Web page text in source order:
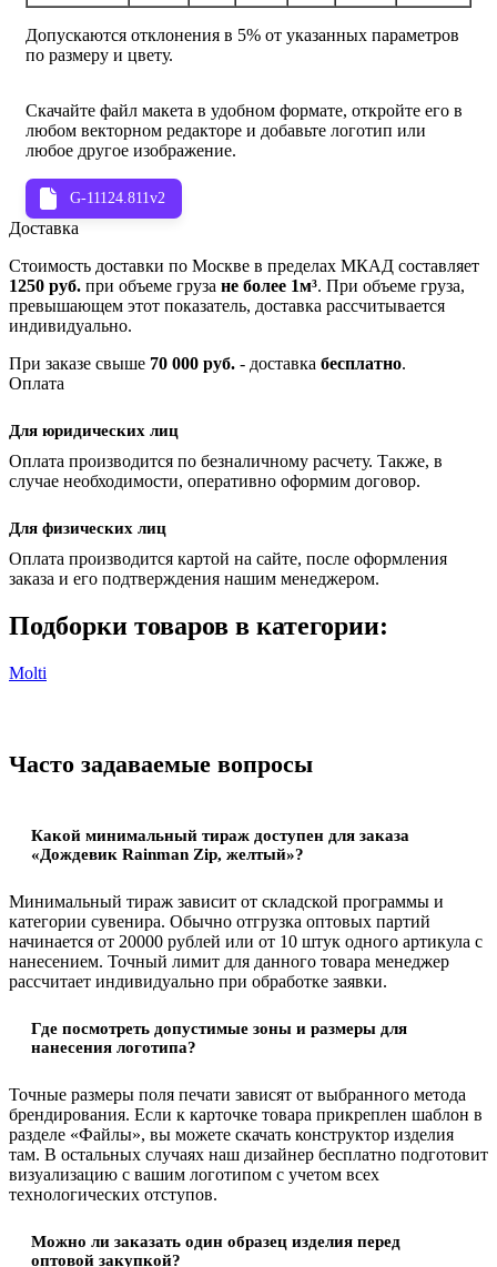
Допускаются отклонения в 5% от указанных параметров
по размеру и цвету.
Скачайте файл макета в удобном формате, откройте его в
любом векторном редакторе и добавьте логотип или
любое другое изображение.
G-11124.811v2
Доставка
Стоимость доставки по Москве в пределах МКАД составляет
1250 руб. при объеме груза не более 1м³. При объеме груза,
превышающем этот показатель, доставка рассчитывается
индивидуально.
При заказе свыше 70 000 руб. - доставка бесплатно.
Оплата
Для юридических лиц
Оплата производится по безналичному расчету. Также, в
случае необходимости, оперативно оформим договор.
Для физических лиц
Оплата производится картой на сайте, после оформления
заказа и его подтверждения нашим менеджером.
Подборки товаров в категории:
Molti
Часто задаваемые вопросы
Какой минимальный тираж доступен для заказа
«Дождевик Rainman Zip, желтый»?
Минимальный тираж зависит от складской программы и
категории сувенира. Обычно отгрузка оптовых партий
начинается от 20000 рублей или от 10 штук одного артикула с
нанесением. Точный лимит для данного товара менеджер
рассчитает индивидуально при обработке заявки.
Где посмотреть допустимые зоны и размеры для
нанесения логотипа?
Точные размеры поля печати зависят от выбранного метода
брендирования. Если к карточке товара прикреплен шаблон в
разделе «Файлы», вы можете скачать конструктор изделия
там. В остальных случаях наш дизайнер бесплатно подготовит
визуализацию с вашим логотипом с учетом всех
технологических отступов.
Можно ли заказать один образец изделия перед
оптовой закупкой?